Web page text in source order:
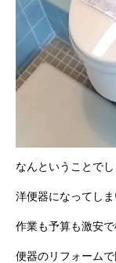
なんということでし
洋便器になってしま
作業も予算も激安
便器のリフォーム